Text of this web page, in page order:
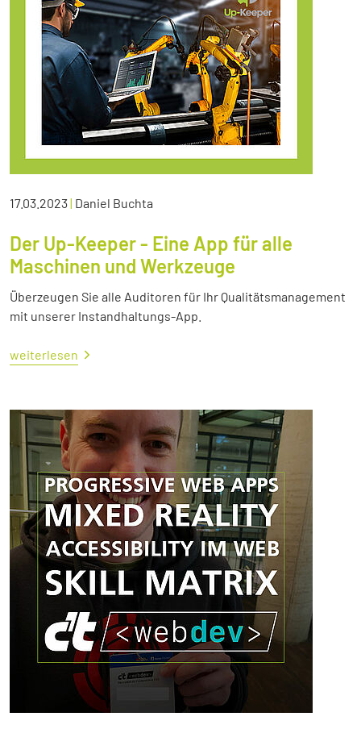
17.03.2023| Daniel Buchta
Der Up-Keeper - Eine App für alle
Maschinen und Werkzeuge
Überzeugen Sie alle Auditoren für Ihr Qualitätsmanagement
mit unserer Instandhaltungs-App.
weiterlesen